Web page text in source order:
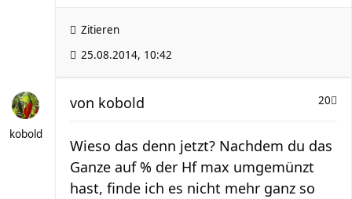
Zitieren
25.08.2014, 10:42
kobold
20
von kobold
Wieso das denn jetzt? Nachdem du das
Ganze auf % der Hf max umgemünzt
hast, finde ich es nicht mehr ganz so